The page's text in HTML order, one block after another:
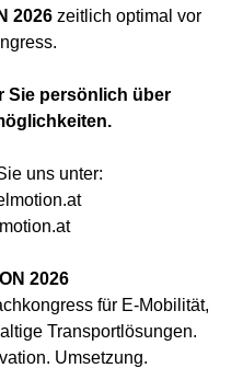
2026 zeitlich optimal vor
Sie persönlich über
uns unter:
2026
für E-Mobilität,
Transportlösungen.
Umsetzung.